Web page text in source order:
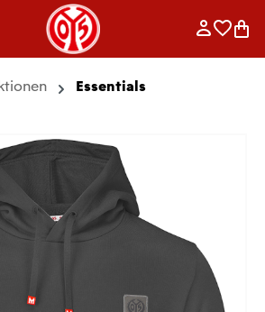
Essentials